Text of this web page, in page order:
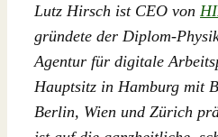
Lutz Hirsch ist CEO von
gründete der Diplom-
Agentur für digitale
Hauptsitz in Hamburg mit
Berlin, Wien und Zürich